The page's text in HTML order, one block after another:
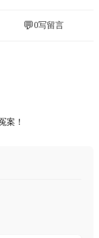
💬0写留言
案！